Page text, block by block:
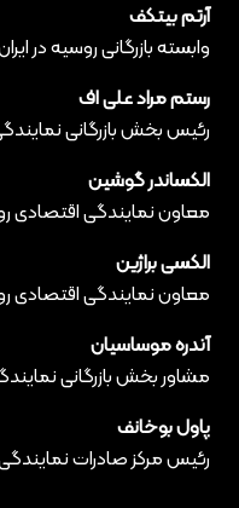
آرتم بیتکف
وابسته بازرگانی روسیه در
رستم مراد علی اف
رئیس بخش بازرگانی
الکساندر گوشین
معاون نمایندگی اقتصادی
الکسی براژین
معاون نمایندگی اقتصادی
آندره موساسیان
مشاور بخش بازرگانی
پاول بوخانف
رئیس مرکز صادرات